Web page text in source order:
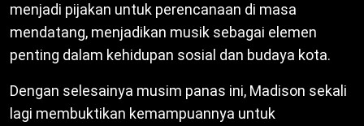
menjadi pijakan untuk perencanaan di masa
mendatang, menjadikan musik sebagai elemen
penting dalam kehidupan sosial dan budaya kota.
Dengan selesainya musim panas ini, Madison sekali
lagi membuktikan kemampuannya untuk